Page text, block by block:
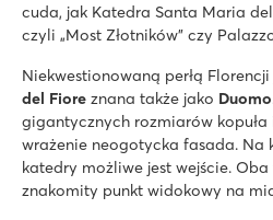
cuda, jak Katedra Santa Maria
czyli „Most Złotników” czy
Niekwestionowaną perłą Florencji
del Fiore znana także jako Duomo
gigantycznych rozmiarów
wrażenie neogotycka fasada. Na
katedry możliwe jest wejście.
znakomity punkt widokowy na